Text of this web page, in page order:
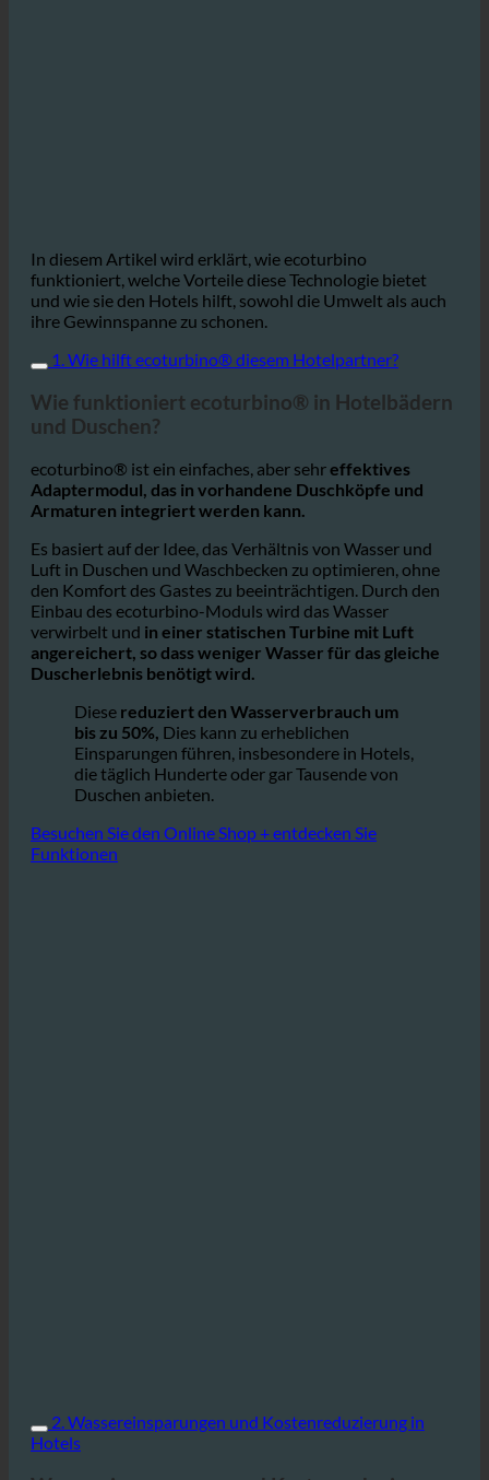
In diesem Artikel wird erklärt, wie ecoturbino
funktioniert, welche Vorteile diese Technologie bietet
ihre Gewinnspanne zu schonen.
1. Wie hilft ecoturbino® diesem Hotelpartner?
und Duschen?
ecoturbino® ist ein einfaches, aber sehr
Armaturen integriert werden kann.
Es basiert auf der Idee, das Verhältnis von Wasser und
Luft in Duschen und Waschbecken zu optimieren, ohne
den Komfort des Gastes zu beeinträchtigen. Durch den
Einbau des ecoturbino-Moduls wird das Wasser
verwirbelt und in einer statischen Turbine mit Luft
Duscherlebnis benötigt wird.
Diesereduziert den Wasserverbrauch um
bis zu 50%,Dies kann zu erheblichen
Einsparungen führen, insbesondere in Hotels,
Duschen anbieten.